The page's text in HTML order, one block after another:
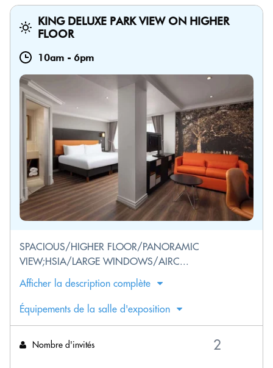
KING DELUXE PARK VIEW ON HIGHER
FLOOR
10am - 6pm
SPACIOUS/HIGHER FLOOR/PANORAMIC
VIEW;HSIA/LARGE WINDOWS/AIRC...
Afficher la description complète
Équipements de la salle d'exposition
Nombre d'invités